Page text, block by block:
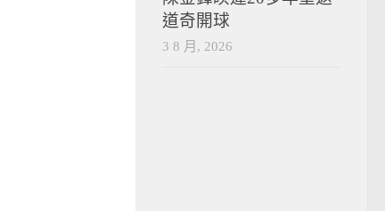
道奇開球
3 8 月, 2026